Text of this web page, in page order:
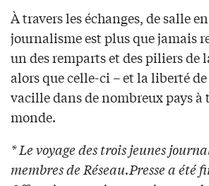
À travers les échanges, de salle
journalisme est plus que jamais
un des remparts et des piliers de
alors que celle-ci – et la liberté de
vacille dans de nombreux pays à
monde.
* Le voyage des trois jeunes
membres de Réseau.Presse a été